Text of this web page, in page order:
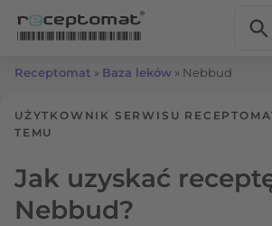
Receptomat » Baza leków » Nebbud
UŻYTKOWNIK SERWISU
TEMU
Jak uzyskać
Nebbud?